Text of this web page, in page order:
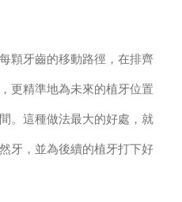
顆牙齒的移動路徑，在排齊
更精準地為未來的植牙位置
。這種做法最大的好處，就
牙，並為後續的植牙打下好